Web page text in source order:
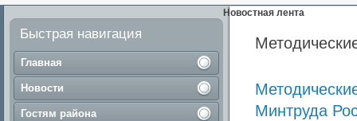
Быстрая навигация
Главная
Новости
Гостям района
Новостная лента
Минтруда